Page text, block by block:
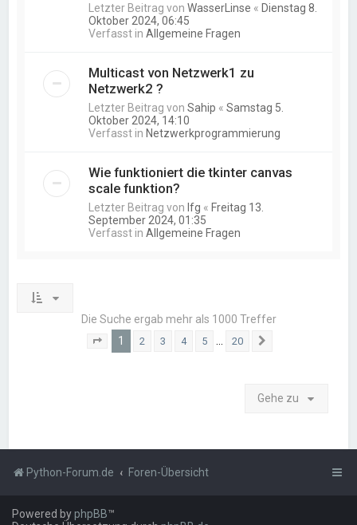
Letzter Beitrag vonWasserLinse « Dienstag 8.
Oktober 2024, 06:45
Verfasst inAllgemeine Fragen
Multicast von Netzwerk1 zu
Netzwerk2 ?
Letzter Beitrag vonSahip «Samstag 5.
Oktober 2024, 14:10
Verfasst in Netzwerkprogrammierung
Wie funktioniert die tkinter canvas
scale funktion?
Letzter Beitrag von lfg « Freitag 13.
September 2024, 01:35
Verfasst inAllgemeine Fragen
Die Suche ergab mehr als 1000 Treffer
Seite von 20
1 2 3 4 5 … 20
Gehe zu
Python-Forum.de Foren-Übersicht
Powered byphpBB™